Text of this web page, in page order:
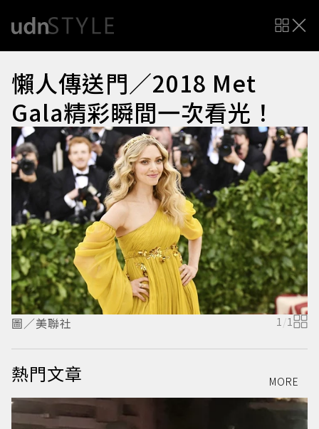
懶人傳送門／2018 Met
Gala精彩瞬間一次看光！
圖／美聯社 1/1
熱門文章 MORE